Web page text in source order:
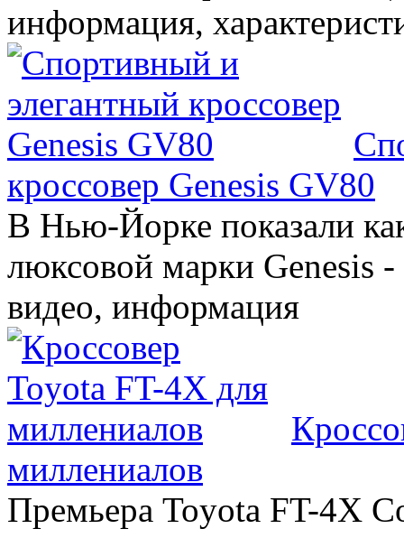
информация,
кроссовер Genesis GV80
В Нью-Йорке показали
люксовой марки Genesis
видео, информация
миллениалов
Премьера Toyota FT-4X